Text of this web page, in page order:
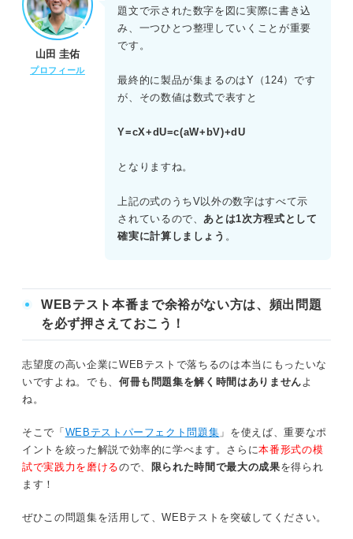
次に、最終地点Yに集まる数を式で表す。Y=cX+dUであ
る。
このYの式のXに、最初の式を代入すると、
Y=c(aW+bV)+dUとなる。
両辺を0.6で割ると、140=60+0.4V、0.4V=80、V=200
したがって、業者Vの在庫数は200である。
山田 圭佑
プロフィール
題文で示された数字を図に実際に書き込
み、一つひとつ整理していくことが重要
です。
最終的に製品が集まるのはY（124）です
が、その数値は数式で表すと
Y=cX+dU=c(aW+bV)+dU
となりますね。
上記の式のうちV以外の数字はすべて示
されているので、 あとは1次方程式として
確実に計算しましょう 。
WEBテスト本番まで余裕がない方は、頻出問題
を必ず押さえておこう！
志望度の高い企業にWEBテストで落ちるのは本当にもったいな
いですよね。でも、 何冊も問題集を解く時間はありませんよ
ね。
そこで「 WEBテストパーフェクト問題集 」を使えば、重要なポ
イントを絞った解説で効率的に学べます。さらに本番形式の模
試で実践力を磨けるので、 限られた時間で最大の成果を得られ
ます！
ぜひこの問題集を活用して、WEBテストを突破してください。